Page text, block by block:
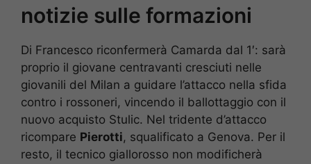
notizie sulle formazioni
Di Francesco riconfermerà Camarda dal 1′: sarà
proprio il giovane centravanti cresciuti nelle
giovanili del Milan a guidare l’attacco nella sfida
contro i rossoneri, vincendo il ballottaggio con il
nuovo acquisto Stulic. Nel tridente d’attacco
ricompare Pierotti, squalificato a Genova. Per il
resto, il tecnico giallorosso non modificherà